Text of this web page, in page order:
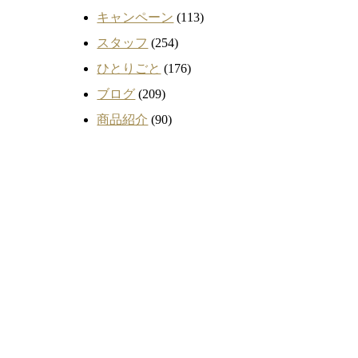
キャンペーン (113)
スタッフ (254)
ひとりごと (176)
ブログ (209)
商品紹介 (90)